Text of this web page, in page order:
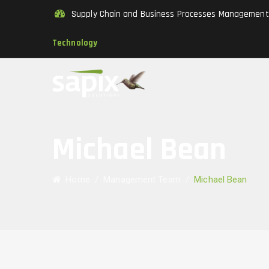
Supply Chain and Business Processes
Technology
/Michael Bean